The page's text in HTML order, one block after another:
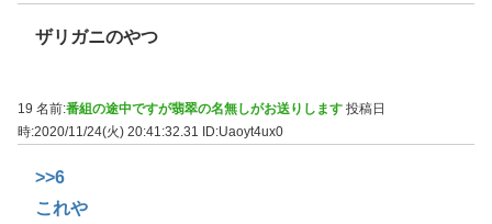
ザリガニのやつ
19 名前:番組の途中ですが翡翠の名無しがお送りします 投稿日
時:2020/11/24(火) 20:41:32.31
ID:Uaoyt4ux0
>>6
これや